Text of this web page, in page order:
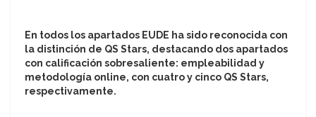
En todos los apartados EUDE ha sido reconocida con
la distinción de QS Stars, destacando dos apartados
con calificación sobresaliente: empleabilidad y
metodología online, con cuatro y cinco QS Stars,
respectivamente.